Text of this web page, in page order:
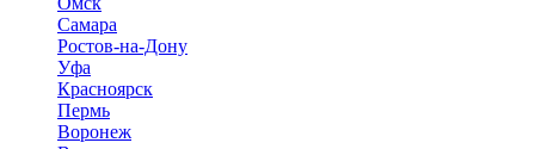
Самара
Ростов-на-Дону
Уфа
Красноярск
Пермь
Воронеж